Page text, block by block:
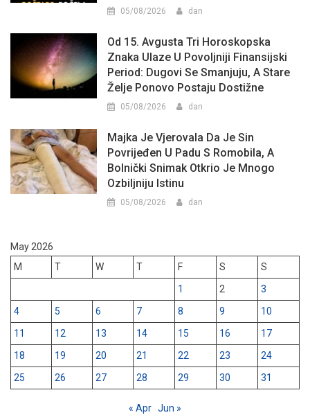
05/08/2026 dan
Od 15. Avgusta Tri Horoskopska
Znaka Ulaze U Povoljniji Finansijski
Period: Dugovi Se Smanjuju, A Stare
Želje Ponovo Postaju Dostižne
05/08/2026 dan
Majka Je Vjerovala Da Je Sin
Povrijeđen U Padu S Romobila, A
Bolnički Snimak Otkrio Je Mnogo
Ozbiljniju Istinu
05/08/2026 dan
May 2026
M
T W T F S
S
1
2
3
4
5 6 7 8 9
10
11
12 13 14 15 16
17
18
19 20 21 22 23
24
25
26 27 28 29 30 31
« Apr Jun »